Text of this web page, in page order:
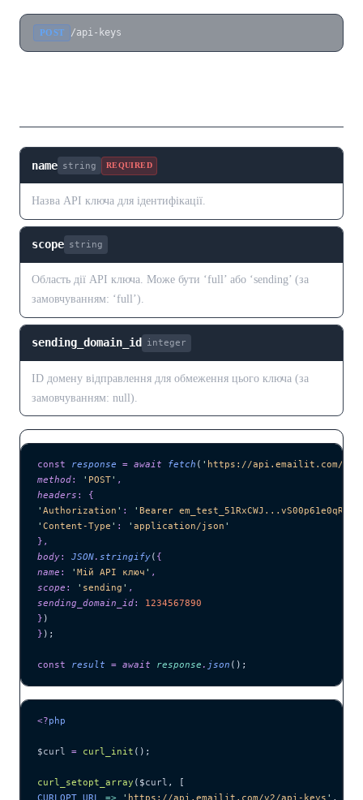
POST /api-keys
name string REQUIRED
Назва API ключа для ідентифікації.
scope string
Область дії API ключа. Може бути ‘full’ або ‘sending’ (за
замовчуванням: ‘full’).
sending_domain_id integer
ID домену відправлення для обмеження цього ключа (за
замовчуванням: null).
const response = await fetch ( ' https://api.emailit.com/v2/
method: ' POST' ,
headers :
{
' Authorization ' : ' Bearer em_test_51RxCWJ...vS00p61e0qRE
' Content-Type ' : ' application/json '
},
body: JSON. stringify( {
name : ' Мій API ключ ' ,
scope : ' sending ' ,
sending_domain_id:
1234567890
} )
} );
const result = await response . json ();
<?php
$curl = curl_init ();
curl_setopt_array ($curl ,
[